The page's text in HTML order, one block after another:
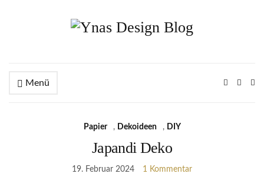
Menü
Papier , Dekoideen , DIY
Japandi Deko
19. Februar 2024 1 Kommentar